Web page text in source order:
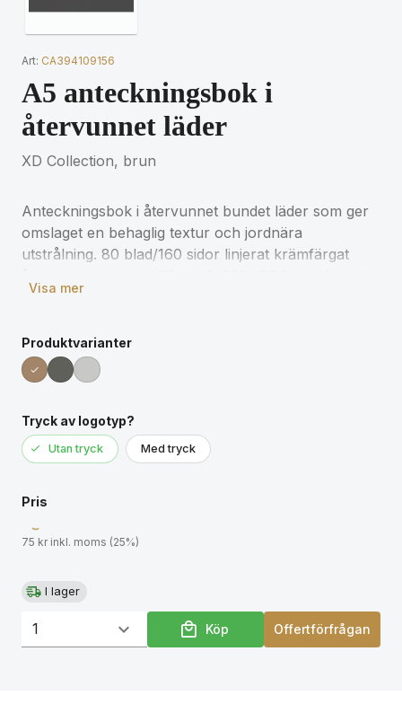
Art: CA394109156
A5 anteckningsbok i
återvunnet läder
XD Collection, brun
Anteckningsbok i återvunnet bundet läder som ger
omslaget en behaglig textur och jordnära
utstrålning. 80 blad/160 sidor linjerat krämfärgat
återvinning (återvunnet läder och återvunnet
Visa mer
Produktvarianter
Tryck av logotyp?
Utan tryck Med tryck
Pris
75 kr inkl. moms (25%)
I lager
Köp Offertförfrågan